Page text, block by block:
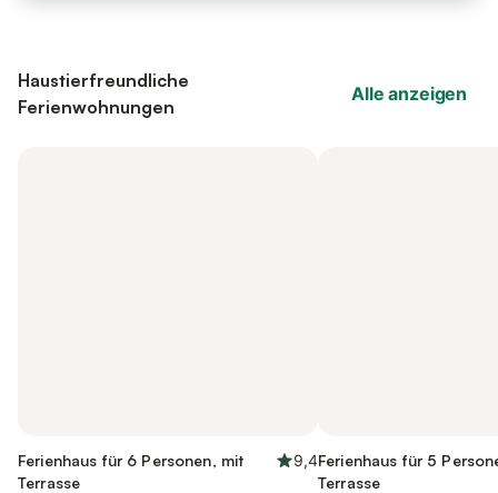
Haustierfreundliche
Ferienwohnungen
Alle anzeigen
Ferienhaus für 6 Personen, mit
Terrasse
9,4Ferienhaus für 5
Terrasse